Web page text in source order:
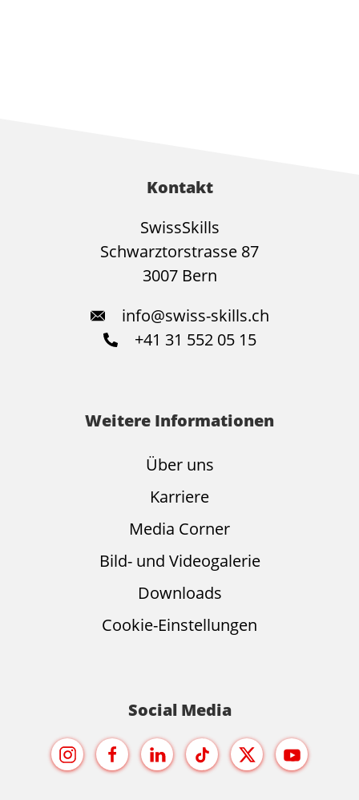
Kontakt
SwissSkills
Schwarztorstrasse 87
3007 Bern
info@swiss-skills.ch
+41 31 552 05 15
Weitere Informationen
Über uns
Karriere
Media Corner
Bild- und Videogalerie
Downloads
Cookie-Einstellungen
Social Media